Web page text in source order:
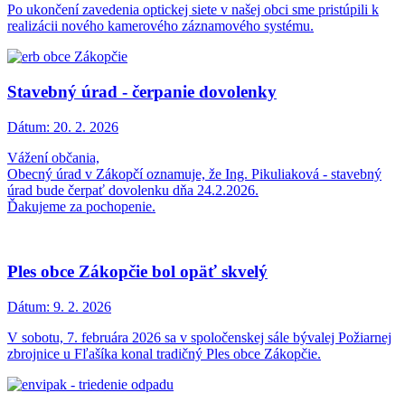
Po ukončení zavedenia optickej siete v našej obci sme pristúpili k
realizácii nového kamerového záznamového systému.
Stavebný úrad - čerpanie dovolenky
Dátum: 20. 2. 2026
Vážení občania,
Obecný úrad v Zákopčí oznamuje, že Ing. Pikuliaková - stavebný
úrad bude čerpať dovolenku dňa 24.2.2026.
Ďakujeme za pochopenie.
Ples obce Zákopčie bol opäť skvelý
Dátum: 9. 2. 2026
V sobotu, 7. februára 2026 sa v spoločenskej sále bývalej Požiarnej
zbrojnice u Fľašíka konal tradičný Ples obce Zákopčie.